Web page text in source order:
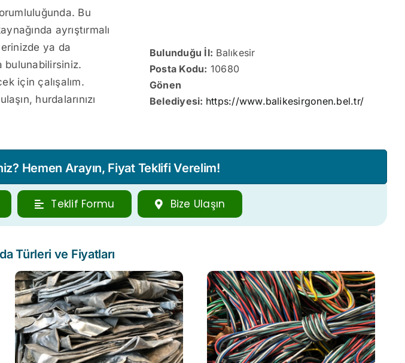
Bu
ayrıştırmalı
ya da
bulunabilirsiniz.
için çalışalım.
hurdalarınızı
Bulunduğu İl: Balıkesir
Posta Kodu: 10680
Gönen
Belediyesi: https://www.balikesirgonen.bel.tr/
Hemen Arayın, Fiyat Teklifi Verelim!
Teklif Formu Bize Ulaşın
Türleri ve Fiyatları